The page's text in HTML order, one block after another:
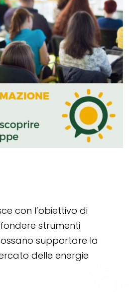
con l’obiettivo di
strumenti
supportare la
delle energie